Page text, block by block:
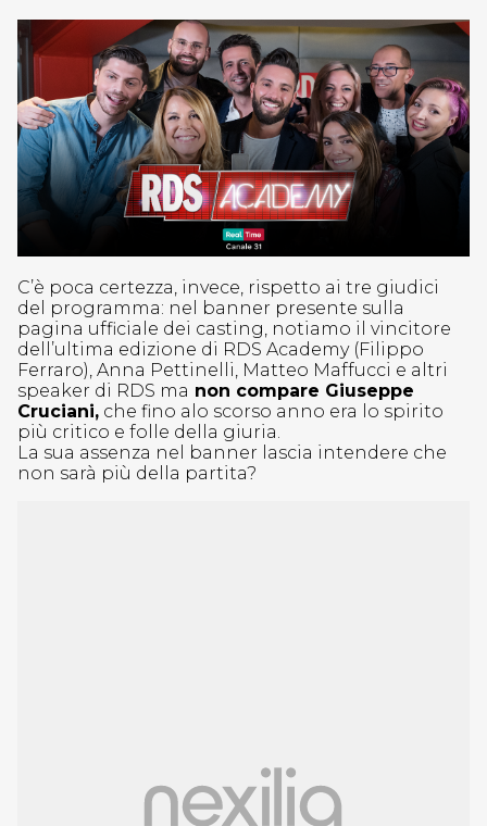
C’è poca certezza, invece, rispetto ai tre giudici
del programma: nel banner presente sulla
pagina ufficiale dei casting, notiamo il vincitore
dell’ultima edizione di RDS Academy (Filippo
Ferraro), Anna Pettinelli, Matteo Maffucci e altri
speaker di RDS ma non compare Giuseppe
Cruciani, che fino alo scorso anno era lo spirito
più critico e folle della giuria.
La sua assenza nel banner lascia intendere che
non sarà più della partita?